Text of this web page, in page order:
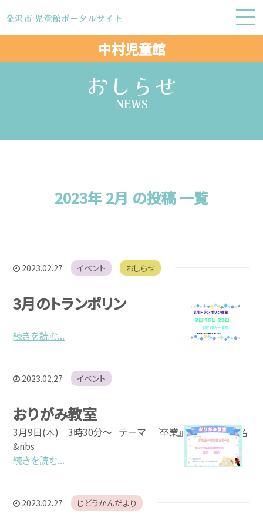
金沢市 児童館ポータルサイト
金沢市 児童館ポータルサイト
おしらせ
NEWS
2023年 2月 の投稿 一覧
2023.02.27 イベント おしらせ
3月のトランポリン
続きを読む...
2023.02.27 イベント
おりがみ教室
3月9日(木) 3時30分～ テーマ 『卒業』 定員 20名
&nbs
続きを読む...
2023.02.27 じどうかんだより
中村児童館